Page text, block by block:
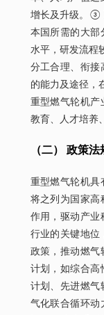
增长及升级。③
本国所需的大部
水平，研发流
分工合理、衔接
的能力及途径
重型燃气轮机产
教育、人才培养
（二） 政策法
重型燃气轮机具
将之列为国家高
作用，驱动产业
行业的关键地位
政策，推动燃气
计划，如综合高
计划、先进燃气
气化联合循环动